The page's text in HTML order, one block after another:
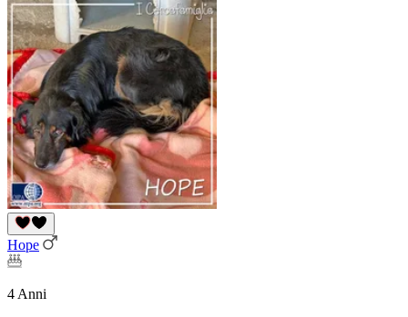
Hope
4 Anni